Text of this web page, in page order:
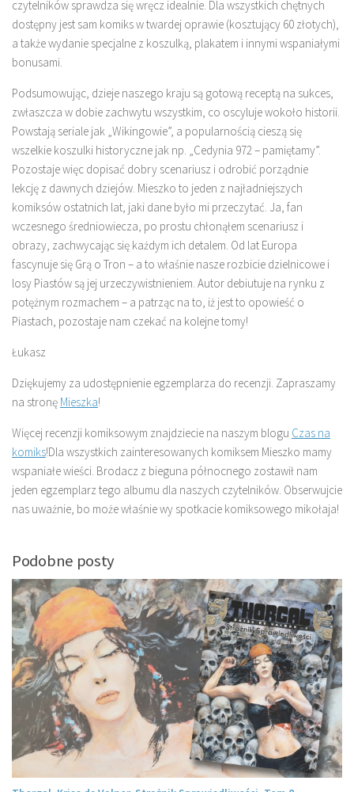
czytelników sprawdza się wręcz idealnie. Dla wszystkich chętnych
dostępny jest sam komiks w twardej oprawie (kosztujący 60 złotych),
a także wydanie specjalne z koszulką, plakatem i innymi wspaniałymi
bonusami.
Podsumowując, dzieje naszego kraju są gotową receptą na sukces,
zwłaszcza w dobie zachwytu wszystkim, co oscyluje wokoło historii.
Powstają seriale jak „Wikingowie”, a popularnością cieszą się
wszelkie koszulki historyczne jak np. „Cedynia 972 – pamiętamy”.
Pozostaje więc dopisać dobry scenariusz i odrobić porządnie
lekcję z dawnych dziejów. Mieszko to jeden z najładniejszych
komiksów ostatnich lat, jaki dane było mi przeczytać. Ja, fan
wczesnego średniowiecza, po prostu chłonąłem scenariusz i
obrazy, zachwycając się każdym ich detalem. Od lat Europa
fascynuje się Grą o Tron – a to właśnie nasze rozbicie dzielnicowe i
losy Piastów są jej urzeczywistnieniem. Autor debiutuje na rynku z
potężnym rozmachem – a patrząc na to, iż jest to opowieść o
Piastach, pozostaje nam czekać na kolejne tomy!
Łukasz
Dziękujemy za udostępnienie egzemplarza do recenzji. Zapraszamy
na stronę Mieszka!
Więcej recenzji komiksowym znajdziecie na naszym blogu Czas na
komiks!Dla wszystkich zainteresowanych komiksem Mieszko mamy
wspaniałe wieści. Brodacz z bieguna północnego zostawił nam
jeden egzemplarz tego albumu dla naszych czytelników. Obserwujcie
nas uważnie, bo może właśnie wy spotkacie komiksowego mikołaja!
Podobne posty